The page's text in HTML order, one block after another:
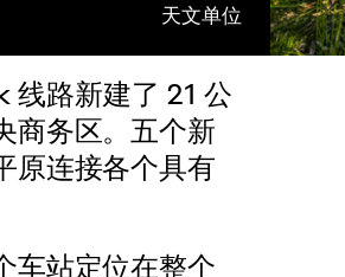
天文单位
路新建了 21 公
商务区。五个新
原连接各个具有
车站定位在整个